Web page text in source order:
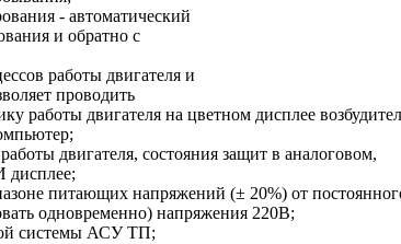
- автоматический
и обратно с
работы двигателя и
проводить
работы двигателя на цветном дисплее
двигателя, состояния защит в аналоговом,
дисплее;
питающих напряжений (± 20%) от
одновременно) напряжения 220В;
системы АСУ ТП;